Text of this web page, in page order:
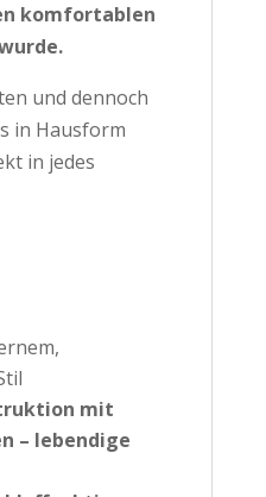
komfortablen
und dennoch
in Hausform
in jedes
mit
– lebendige